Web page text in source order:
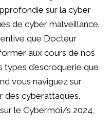
sur la cyber
de cyber malveillance.
que Docteur
aux cours de nos
d’escroquerie que
vous naviguez sur
des cyberattaques.
le Cybermoi/s 2024,